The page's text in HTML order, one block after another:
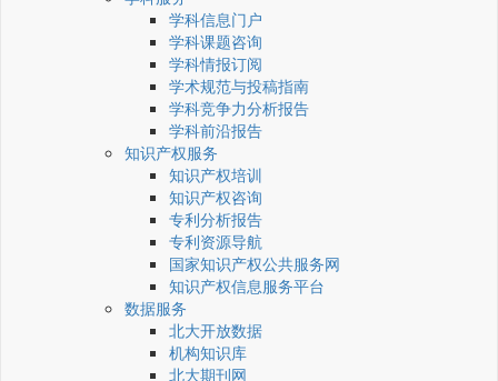
学科信息门户
学科课题咨询
学科情报订阅
学术规范与投稿指南
学科竞争力分析报告
学科前沿报告
知识产权服务
知识产权培训
知识产权咨询
专利分析报告
专利资源导航
国家知识产权公共服务网
知识产权信息服务平台
数据服务
北大开放数据
机构知识库
北大期刊网